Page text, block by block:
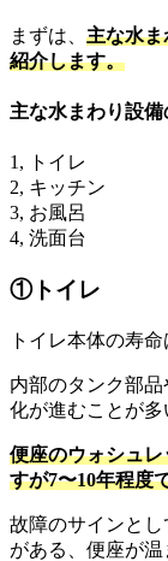
まずは、 主な水ま
紹介します。
主な水まわり設
1, トイレ
2, キッチン
3, お風呂
4, 洗面台
①トイレ
トイレ本体の寿
内部のタンク部
化が進むことが多
便座のウォシュ
すが7〜10年程度
故障のサインと
がある、便座が